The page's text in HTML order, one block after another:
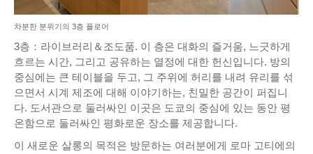
차분한 분위기의 3층 플로어
3층：라이브러리＆조도품. 이 층은 대화의 즐거움, 느긋하게
흐르는 시간, 그리고 공유하는 열정에 대한 헌신입니다. 방의
중심에는 큰 테이블을 두고, 그 주위에 허리를 내려 유리를 섞
으면서 시계 제조에 대해 이야기하는, 친밀한 공간이 퍼집니
다. 도서관으로 둘러싸인 이곳은 도쿄의 중심에 있는 동안 평
온함으로 둘러싸인 평화로운 장소를 제공합니다.
이 새로운 살롱의 목적은 방문하는 여러분에게 로마 고티에의